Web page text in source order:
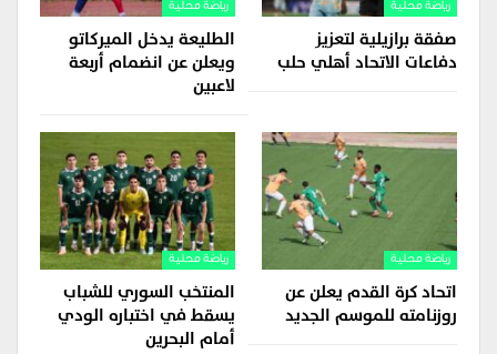
رياضة محلية
صفقة برازيلية لتعزيز
دفاعات الاتحاد أهلي حلب
رياضة محلية
الطليعة يدخل الميركاتو
ويعلن عن انضمام أربعة
لاعبين
رياضة محلية
اتحاد كرة القدم يعلن عن
روزنامته للموسم الجديد
رياضة محلية
المنتخب السوري للشباب
يسقط في اختباره الودي
أمام البحرين